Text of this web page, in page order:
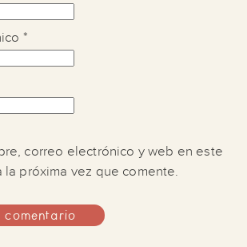
*
correo electrónico y web en este
la próxima vez que comente.